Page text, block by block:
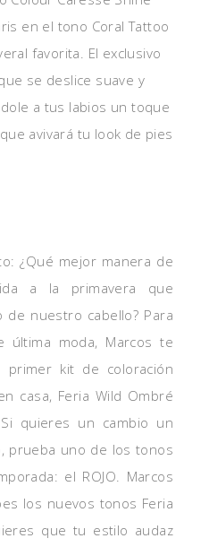
en el tono Coral Tattoo
favorita. El exclusivo
se deslice suave y
a tus labios un toque
avivará tu look de pies
¿Qué mejor manera de
a la primavera que
de nuestro cabello? Para
moda, Marcos te
kit de coloración
casa, Feria Wild Ombré
Si quieres un cambio un
prueba uno de los tonos
el ROJO. Marcos
los nuevos tonos Feria
que tu estilo audaz